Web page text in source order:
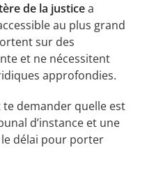
de la justicea
au plus grand
sur des
et ne nécessitent
approfondies.
demander quelle est
d’instance et une
le délai pour porter